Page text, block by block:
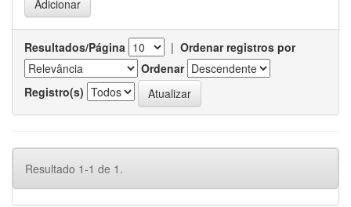
Resultados/Página | Ordenar registros por
Ordenar
Registro(s)
Resultado 1-1 de 1.